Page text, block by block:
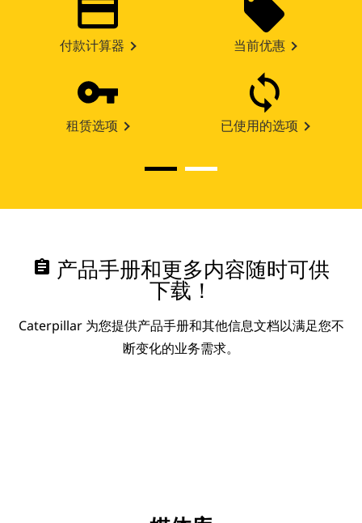
付款计算器 当前优惠
租赁选项 已使用的选项
assignment 产品手册和更多内容随时可供
下载！
Caterpillar 为您提供产品手册和其他信息文档以满足您不
断变化的业务需求。